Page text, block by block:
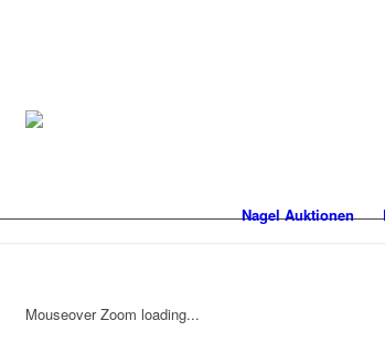
Nagel Auktionen
Mouseover Zoom loading...